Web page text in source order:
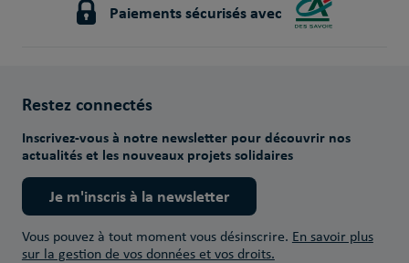
Paiements sécurisés avec
Restez connectés
Inscrivez-vous à notre newsletter pour découvrir nos
actualités et les nouveaux projets solidaires
Je m'inscris à la newsletter
Vous pouvez à tout moment vous désinscrire. En savoir plus
sur la gestion de vos données et vos droits.